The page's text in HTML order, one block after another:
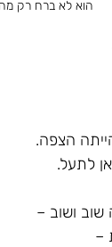
הוא לא ברח רק
הצפה.
לתעל.
שוב ושוב –
–